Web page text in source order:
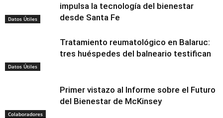
Datos Útiles
impulsa la tecnología del bienestar
desde Santa Fe
Datos Útiles
Tratamiento reumatológico en Balaruc:
tres huéspedes del balneario testifican
Colaboradores
Primer vistazo al Informe sobre el Futuro
del Bienestar de McKinsey